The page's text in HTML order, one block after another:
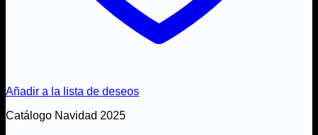
Añadir a la lista de deseos
Catálogo Navidad 2025